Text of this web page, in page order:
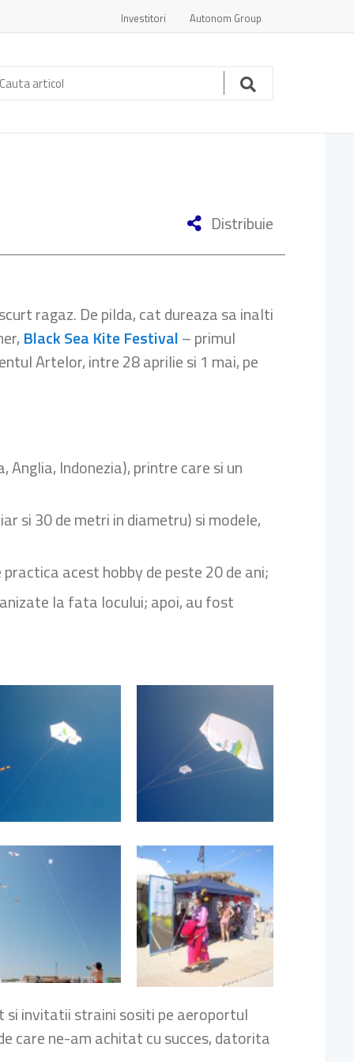
Investitori Autonom Group
Cauta
Distribuie
ragaz. De pilda, cat dureaza sa inalti
Black Sea Kite Festival– primul
Artelor, intre 28 aprilie si 1 mai, pe
Indonezia), printre care si un
si 30 de metri in diametru) si modele,
acest hobby de peste 20 de ani;
la fata locului; apoi, au fost
si invitatii straini sositi pe aeroportul
care ne-am achitat cu succes, datorita